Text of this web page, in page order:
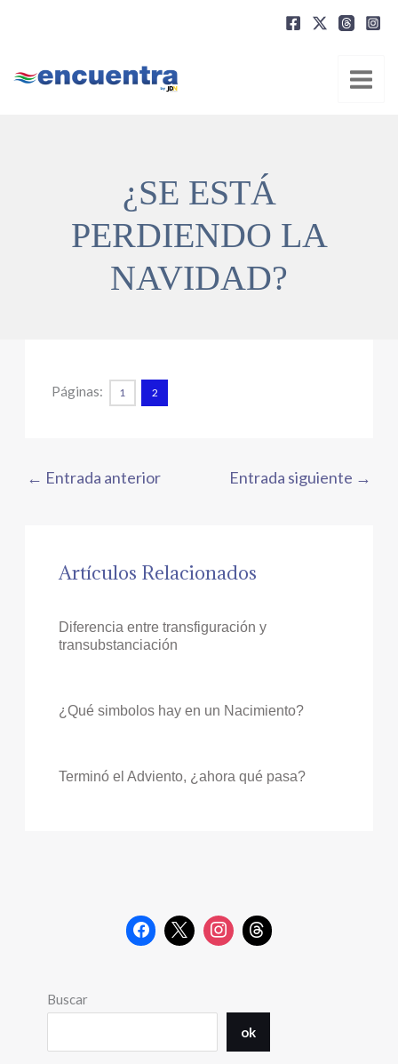
¿SE ESTÁ
PERDIENDO LA
NAVIDAD?
Páginas: 1 2
← Entrada anterior Entrada siguiente →
Artículos Relacionados
Diferencia entre transfiguración y
transubstanciación
¿Qué simbolos hay en un Nacimiento?
Terminó el Adviento, ¿ahora qué pasa?
Buscar
ok